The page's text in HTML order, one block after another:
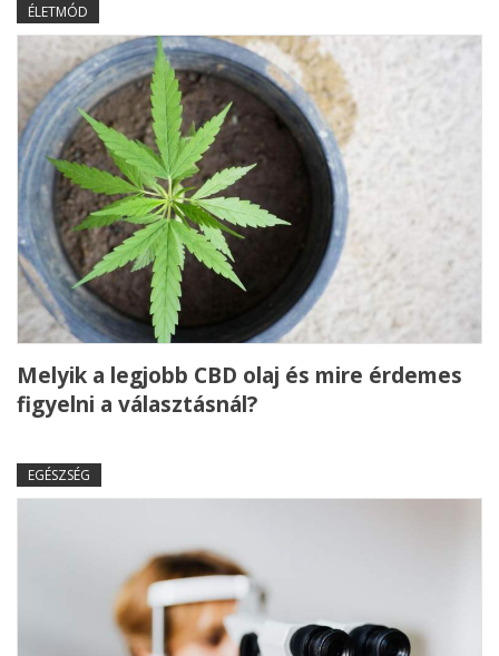
ÉLETMÓD
Melyik a legjobb CBD olaj és mire érdemes
figyelni a választásnál?
EGÉSZSÉG